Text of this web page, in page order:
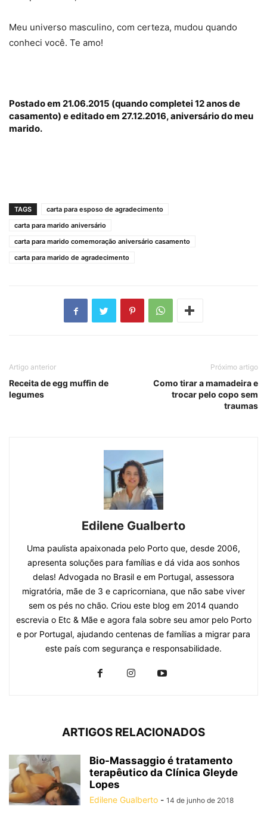
Meu universo masculino, com certeza, mudou quando
conheci você. Te amo!
Postado em 21.06.2015 (quando completei 12 anos de
casamento) e editado em 27.12.2016, aniversário do meu
marido.
TAGS
carta para esposo de agradecimento
carta para marido aniversário
carta para marido comemoração aniversário casamento
carta para marido de agradecimento
Artigo anterior
Receita de egg muffin de
legumes
Próximo artigo
Como tirar a mamadeira e
trocar pelo copo sem
traumas
Edilene Gualberto
Uma paulista apaixonada pelo Porto que, desde 2006,
apresenta soluções para famílias e dá vida aos sonhos
delas! Advogada no Brasil e em Portugal, assessora
migratória, mãe de 3 e capricorniana, que não sabe viver
sem os pés no chão. Criou este blog em 2014 quando
escrevia o Etc & Mãe e agora fala sobre seu amor pelo Porto
e por Portugal, ajudando centenas de famílias a migrar para
este país com segurança e responsabilidade.
ARTIGOS RELACIONADOS
Bio-Massaggio é tratamento
terapêutico da Clínica Gleyde
Lopes
Edilene Gualberto - 14 de junho de 2018